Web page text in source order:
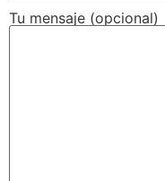
Tu mensaje (opcional)